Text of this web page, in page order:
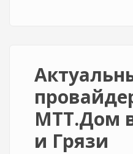
МТТ.Дом
и Грязи